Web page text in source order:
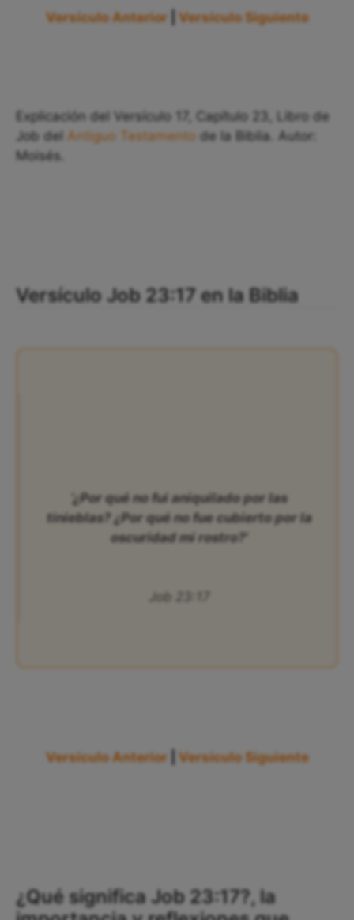
Versículo Anterior Versículo Siguiente
Explicación del Versículo 17, Capítulo 23, Libro de
Job del Antiguo Testamento de la Biblia. Autor:
Moisés.
Versículo Job 23:17 en la Biblia
‘¿Por qué no fui aniquilado por las
tinieblas? ¿Por qué no fue cubierto por la
oscuridad mi rostro?’
Job 23:17
Versículo Anterior Versículo Siguiente
¿Qué significa Job 23:17?, la